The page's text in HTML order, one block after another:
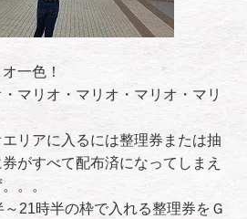
一色！
マリオ・マリオ・マリオ・マリ
リアに入るには整理券または抽
がすべて配布済になってしまえ
。。
21時半の枠で入れる整理券をＧ